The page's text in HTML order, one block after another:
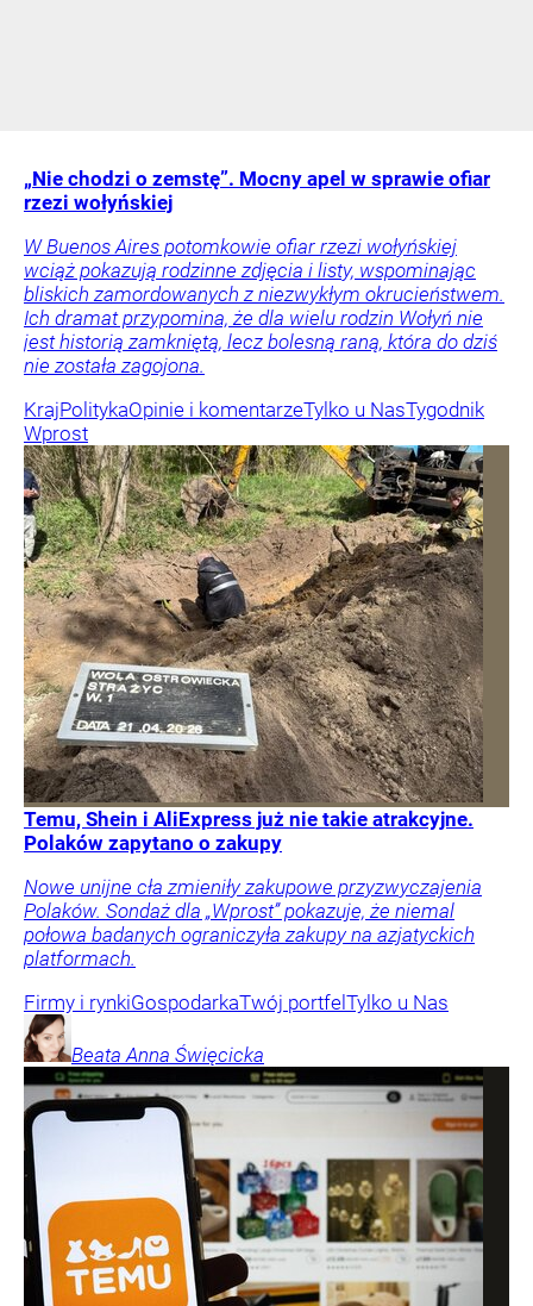
„Nie chodzi o zemstę”. Mocny apel w sprawie ofiar
rzezi wołyńskiej
W Buenos Aires potomkowie ofiar rzezi wołyńskiej
wciąż pokazują rodzinne zdjęcia i listy, wspominając
bliskich zamordowanych z niezwykłym okrucieństwem.
Ich dramat przypomina, że dla wielu rodzin Wołyń nie
jest historią zamkniętą, lecz bolesną raną, która do dziś
nie została zagojona.
KrajPolitykaOpinie i komentarzeTylko u NasTygodnik
Wprost
Temu, Shein i AliExpress już nie takie atrakcyjne.
Polaków zapytano o zakupy
Nowe unijne cła zmieniły zakupowe przyzwyczajenia
Polaków. Sondaż dla „Wprost” pokazuje, że niemal
połowa badanych ograniczyła zakupy na azjatyckich
platformach.
Firmy i rynkiGospodarkaTwój portfel Tylko u Nas
Beata Anna Święcicka